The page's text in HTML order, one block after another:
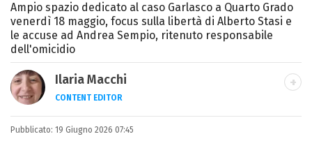
Ampio spazio dedicato al caso Garlasco a Quarto Grado
venerdì 18 maggio, focus sulla libertà di Alberto Stasi e
le accuse ad Andrea Sempio, ritenuto responsabile
dell'omicidio
Ilaria Macchi
CONTENT EDITOR
Laureata in Linguaggi dei Media, amo il
giornalismo, il calcio, la TV e la moda, dove
Pubblicato: 19 Giugno 2026 07:45